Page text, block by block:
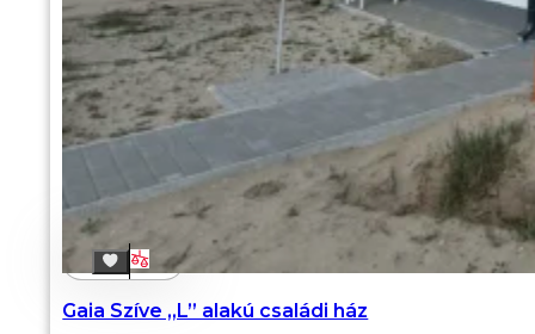
Gaia Szíve „L” alakú családi ház